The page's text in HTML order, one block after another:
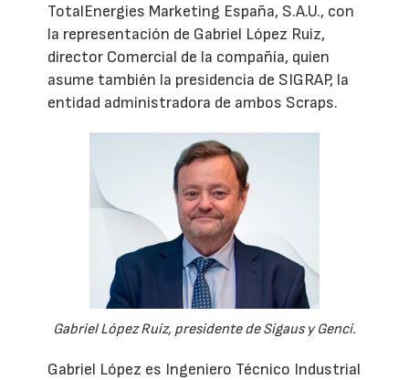
TotalEnergies Marketing España, S.A.U., con
la representación de Gabriel López Ruiz,
director Comercial de la compañía, quien
asume también la presidencia de SIGRAP, la
entidad administradora de ambos Scraps.
Gabriel López Ruiz, presidente de Sigaus y Genci.
Gabriel López es Ingeniero Técnico Industrial